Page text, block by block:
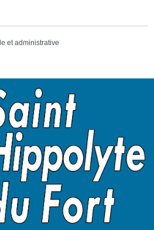
et administrative